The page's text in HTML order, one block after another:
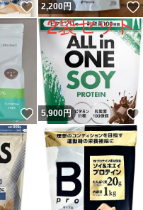
いいね！
2,200円
いいね！
5,900円